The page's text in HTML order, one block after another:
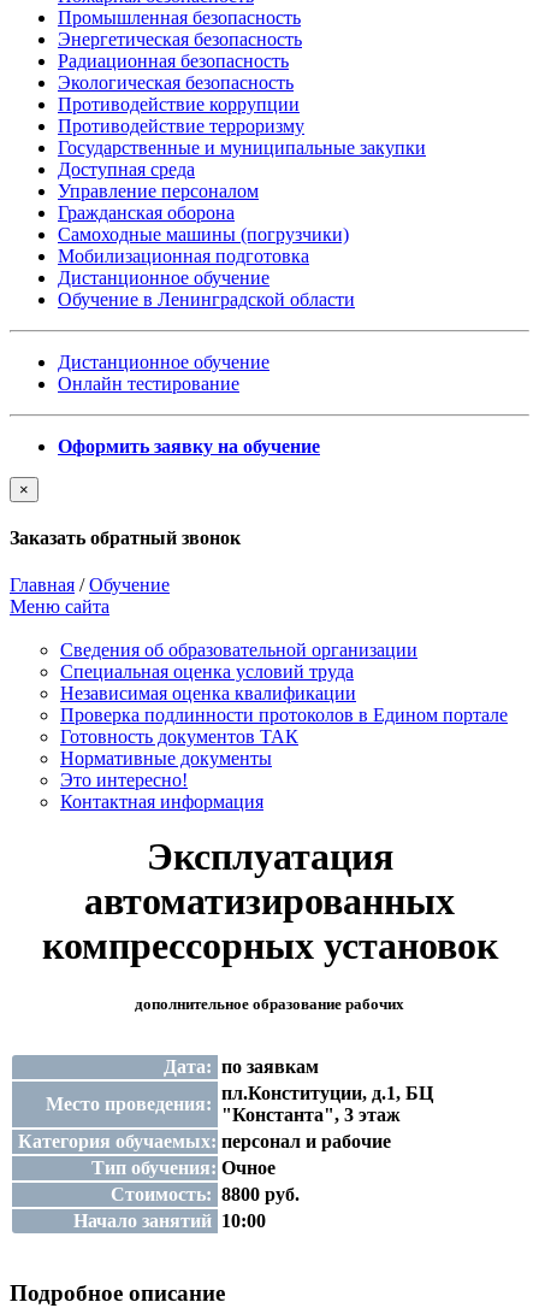
Промышленная безопасность
Энергетическая безопасность
Радиационная безопасность
Экологическая безопасность
Противодействие коррупции
Противодействие терроризму
Государственные и муниципальные закупки
Доступная среда
Управление персоналом
Гражданская оборона
Самоходные машины (погрузчики)
Мобилизационная подготовка
Дистанционное обучение
Обучение в Ленинградской области
Дистанционное обучение
Онлайн тестирование
Оформить заявку на обучение
×
Заказать обратный звонок
Главная /Обучение
Меню сайта
Сведения об образовательной организации
Cпециальная оценка условий труда
Независимая оценка квалификации
Проверка подлинности протоколов в Едином портале
Готовность документов ТАК
Нормативные документы
Это интересно!
Контактная информация
Эксплуатация
автоматизированных
компрессорных установок
дополнительное образование рабочих
Дата: по заявкам
Место проведения:
пл.Конституции, д.1, БЦ
"Константа", 3 этаж
Категория обучаемых: персонал и рабочие
Тип обучения: Очное
Стоимость: 8800 руб.
Начало занятий 10:00
Подробное описание